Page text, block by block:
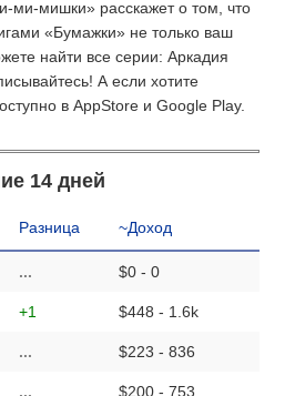
ми-мишки» расскажет о том, что
«Бумажки» не только ваш
найти все серии: Аркадия
А если хотите
в AppStore и Google Play.
14 дней
Разница ~Доход
... $0 - 0
+1 $448 - 1.6k
... $223 - 836
... $200 - 753